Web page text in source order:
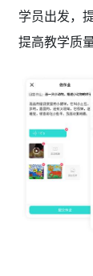
学员出发，
提高教学质